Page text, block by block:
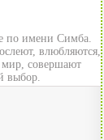
по имени Симба.
влюбляются,
совершают
выбор.